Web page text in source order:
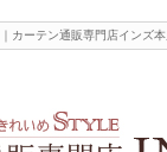
カーテン通販専門店インズ